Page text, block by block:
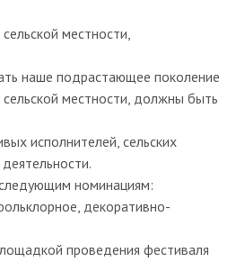
местности,
наше подрастающее поколение
местности, должны быть
исполнителей, сельских
номинациям:
декоративно-
проведения фестиваля